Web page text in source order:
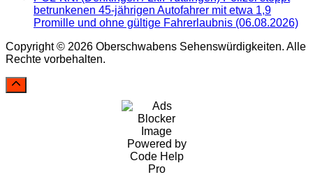
betrunkenen 45-jährigen Autofahrer mit etwa 1,9
Promille und ohne gültige Fahrerlaubnis (06.08.2026)
Copyright © 2026 Oberschwabens Sehenswürdigkeiten. Alle
Rechte vorbehalten.